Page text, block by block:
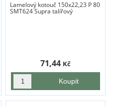
Lamelový kotouč 150x22,23 P 80
SMT624 Supra talířový
71,44 Kč